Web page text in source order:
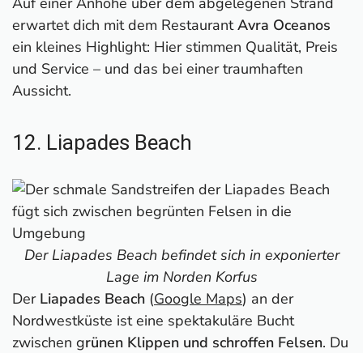
erwartet dich mit dem RestaurantAvra Oceanos
ein kleines Highlight: Hier stimmen Qualität, Preis
und Service – und das bei einer traumhaften
Aussicht.
12. Liapades Beach
Der Liapades Beach befindet sich in exponierter
Lage im Norden Korfus
Der Liapades Beach (Google Maps) an der
Nordwestküste ist eine spektakuläre Bucht
zwischen grünen Klippen und schroffen Felsen. Du